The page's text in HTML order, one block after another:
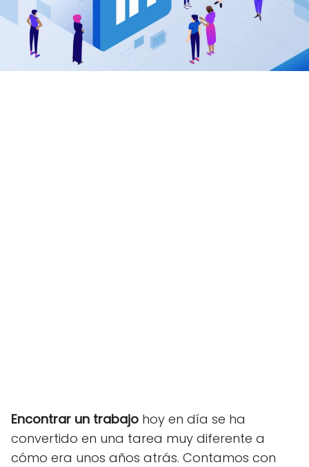
Encontrar un trabajo hoy en día se ha
convertido en una tarea muy diferente a
cómo era unos años atrás. Contamos con